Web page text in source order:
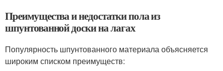
Преимущества и недостатки пола из
шпунтованной доски на лагах
Популярность шпунтованного материала объясняется
широким списком преимуществ: